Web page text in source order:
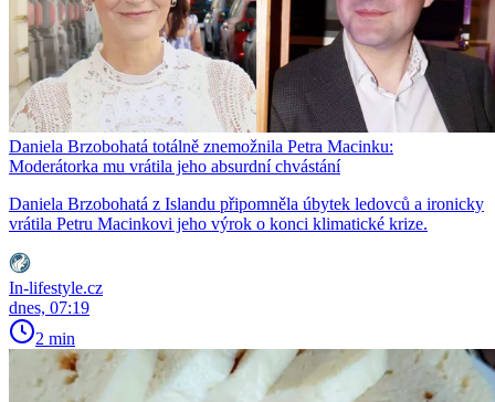
Daniela Brzobohatá totálně znemožnila Petra Macinku:
Moderátorka mu vrátila jeho absurdní chvástání
Daniela Brzobohatá z Islandu připomněla úbytek ledovců a ironicky
vrátila Petru Macinkovi jeho výrok o konci klimatické krize.
In-lifestyle.cz
dnes, 07:19
2 min